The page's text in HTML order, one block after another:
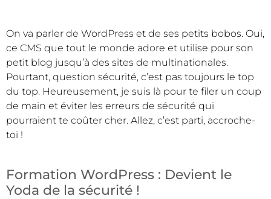
On va parler de WordPress et de ses petits bobos. Oui,
ce CMS que tout le monde adore et utilise pour son
petit blog jusqu’à des sites de multinationales.
Pourtant, question sécurité, c’est pas toujours le top
du top. Heureusement, je suis là pour te filer un coup
de main et éviter les erreurs de sécurité qui
pourraient te coûter cher. Allez, c’est parti, accroche-
toi !
Formation WordPress : Devient le
Yoda de la sécurité !